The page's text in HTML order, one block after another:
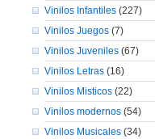
Vinilos Infantiles(227)
Vinilos Juegos(7)
Vinilos Juveniles(67)
Vinilos Letras(16)
Vinilos Misticos(22)
Vinilos modernos(54)
Vinilos Musicales(34)